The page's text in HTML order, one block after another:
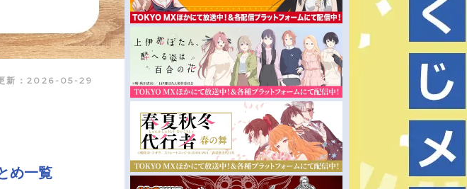
新：2026-05-29
め一覧